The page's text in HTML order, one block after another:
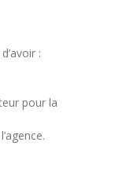
:
pour la